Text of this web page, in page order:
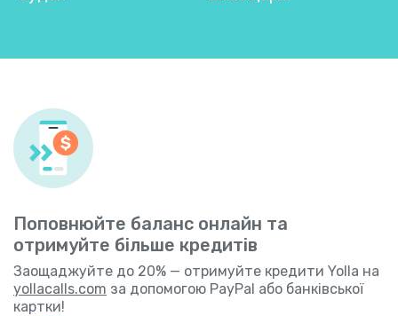
Поповнюйте баланс онлайн та
отримуйте більше кредитів
Заощаджуйте до 20% — отримуйте кредити Yolla на
yollacalls.com за допомогою PayPal або банківської
картки!